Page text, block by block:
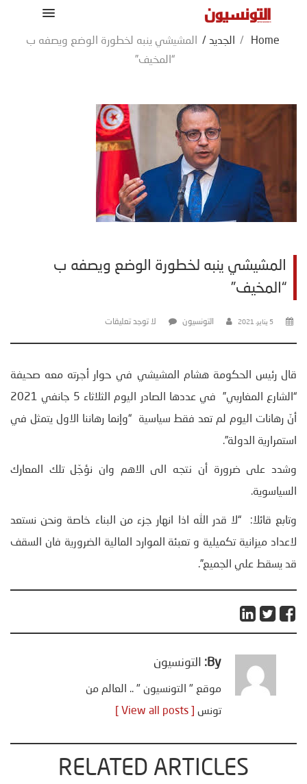
Home
/ الجديد /
المشيشي ينبه لخطورة الوضع ويصفه ب
“المخيف”
المشيشي ينبه لخطورة الوضع ويصفه ب
“المخيف”
5 يناير، 2021 التونسيون لا توجد تعليقات
قال رئيس الحكومة هشام المشيشي في حوار أجرته معه صحيفة
“الشارع المغاربي” في عددها الصادر اليوم الثلاثاء 5 جانفي 2021
أنّ رهانات اليوم لم تعد فقط سياسية “وإنما رهاننا الاول يتمثل في
استمرارية الدولة”.
وشدد على ضرورة أن نتجه الى الاهم وان نؤجّل تلك المعارك
السياسوية.
وتابع قائلا: “لا قدر الله اذا انهار جزء من البناء خاصة ونحن نستعد
لاعداد ميزانية تكميلية و تعبئة الموارد المالية الضرورية فان السقف
قد يسقط علي الجميع”.
By: التونسيون
موقع " التونسيون " .. العالم من
تونس
RELATED ARTICLES